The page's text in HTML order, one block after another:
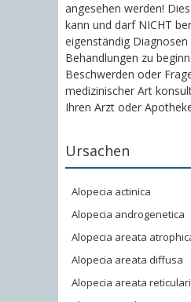
angesehen werden!
kann und darf NICHT
eigenständig
Behandlungen zu
Beschwerden oder
medizinischer Art
Ihren Arzt oder
Ursachen
Alopecia actinica
Alopecia androgenetica
Alopecia areata
Alopecia areata diffusa
Alopecia areata